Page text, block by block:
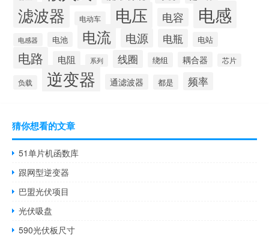
滤波器 电动车 电压 电容 电感
电感器 电池 电流 电源 电瓶 电站
电路 电阻 系列 线圈 绕组 耦合器 芯片
负载 逆变器 通滤波器 都是 频率
猜你想看的文章
51单片机函数库
跟网型逆变器
巴盟光伏项目
光伏吸盘
590光伏板尺寸